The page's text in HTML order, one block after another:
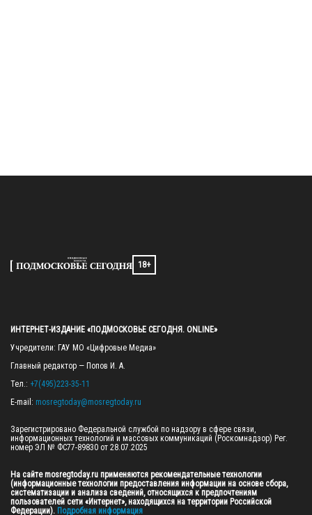
18+
ИНТЕРНЕТ-ИЗДАНИЕ «ПОДМОСКОВЬЕ СЕГОДНЯ. ONLINE»
Учредители: ГАУ МО «Цифровые Медиа»
Главный редактор — Попов И. А.
Тел.: +7(495)223-35-11
E-mail: mosregtoday@mosregtoday.ru
Зарегистрировано Федеральной службой по надзору в сфере связи,
информационных технологий и массовых коммуникаций (Роскомнадзор) Рег.
номер ЭЛ № ФС77-89830 от 28.07.2025
На сайте mosregtoday.ru применяются рекомендательные технологии
(информационные технологии предоставления информации на основе сбора,
систематизации и анализа сведений, относящихся к предпочтениям
пользователей сети «Интернет», находящихся на территории Российской
Федерации). Подробная информация